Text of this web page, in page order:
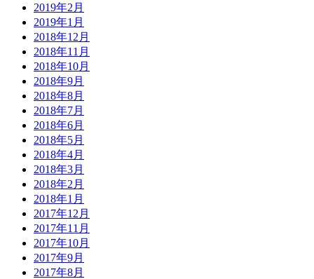
2019年2月
2019年1月
2018年12月
2018年11月
2018年10月
2018年9月
2018年8月
2018年7月
2018年6月
2018年5月
2018年4月
2018年3月
2018年2月
2018年1月
2017年12月
2017年11月
2017年10月
2017年9月
2017年8月